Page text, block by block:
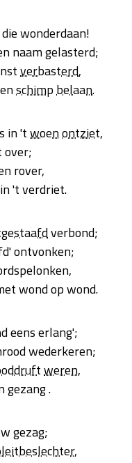
wonderdaan!
naam gelasterd;
verbasterd,
schimpbelaan.
in 'twoenontziet,
over;
rover,
't verdriet.
verbond;
ontvonken;
wond op wond.
eens erlang';
wederkeren;
weren,
gezang .
gezag;
,